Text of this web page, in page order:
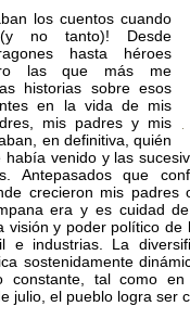
los cuentos cuando
no tanto)! Desde
hasta héroes
las que más me
historias sobre esos
en la vida de mis
mis padres y mis
en definitiva, quién
venido y las
Antepasados que
crecieron mis padres
era y es cuidad
visión y poder político
e industrias. La
sostenidamente
constante, tal como
julio, el pueblo logra ser